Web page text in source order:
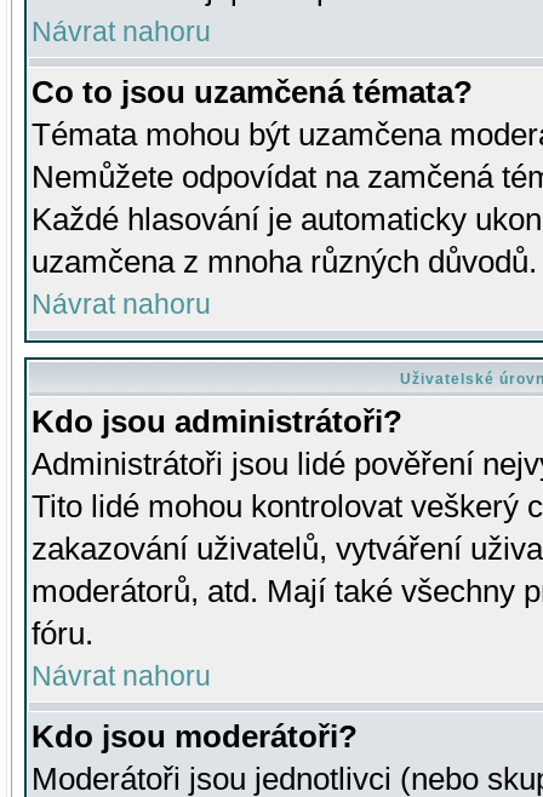
Návrat nahoru
Co to jsou uzamčená témata?
Témata mohou být uzamčena
Nemůžete odpovídat na zamčená
Každé hlasování je automaticky
uzamčena z mnoha různých důvodů.
Návrat nahoru
Uživatelské
Kdo jsou administrátoři?
Administrátoři jsou lidé pověření
Tito lidé mohou kontrolovat veškerý
zakazování uživatelů, vytváření
moderátorů, atd. Mají také všechny
fóru.
Návrat nahoru
Kdo jsou moderátoři?
Moderátoři jsou jednotlivci (nebo